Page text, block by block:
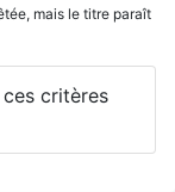
mais le titre paraît
critères